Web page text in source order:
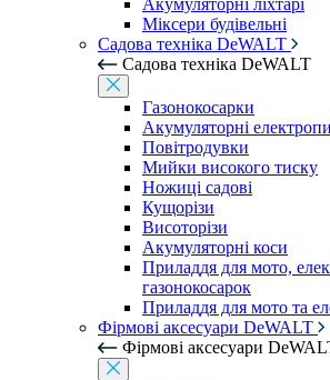
Акумуляторні ліхтарі
Міксери будівельні
Садова техніка DeWALT
Садова техніка DeWALT
Газонокосарки
Акумуляторні
Повітродувки
Мийки високого тиску
Ножиці садові
Кущорізи
Висоторізи
Акумуляторні коси
Приладдя для мото,
газонокосарок
Приладдя для мото та
Фірмові аксесуари DeWALT
Фірмові аксесуари